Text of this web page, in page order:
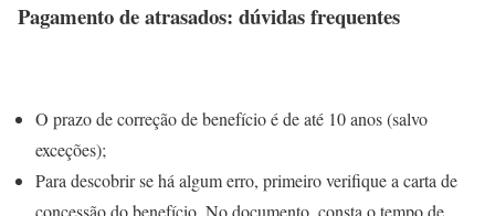
Pagamento de atrasados: dúvidas frequentes
O prazo de correção de benefício é de até 10 anos (salvo
exceções);
Para descobrir se há algum erro, primeiro verifique a carta de
concessão do benefício. No documento, consta o tempo de